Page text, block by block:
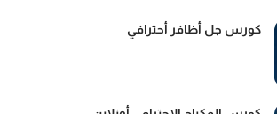
كورس جل أظافر أحترافي